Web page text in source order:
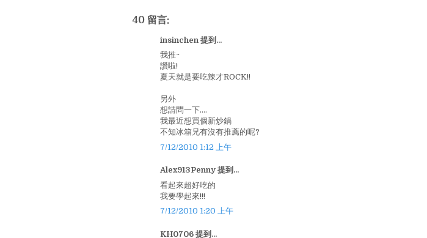
40 留言:
insinchen 提到...
我推~
讚啦!
夏天就是要吃辣才ROCK!!
另外
想請問一下....
我最近想買個新炒鍋
不知冰箱兄有沒有推薦的呢?
7/12/2010 1:12 上午
Alex913Penny 提到...
看起來超好吃的
我要學起來!!!
7/12/2010 1:20 上午
KH0706 提到...